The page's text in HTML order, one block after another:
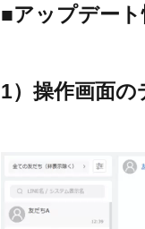
■アップデート
1）操作画面